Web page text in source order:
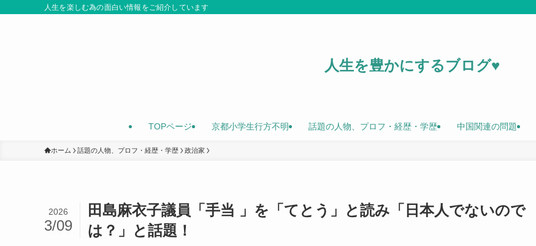
人生を楽しむ為の面白い情報をご紹介しています
人生を豊かにするブログ♥
TOPページ 京都小学生行方不明 話題の人物、プロフ・経歴・学歴 中国関連の問題
ホーム 話題の人物、プロフ・経歴・学歴 政治家
田島麻衣子議員「手当 」を「てとう」と読み「日本人でないので
は？」と話題！
2026
3/09